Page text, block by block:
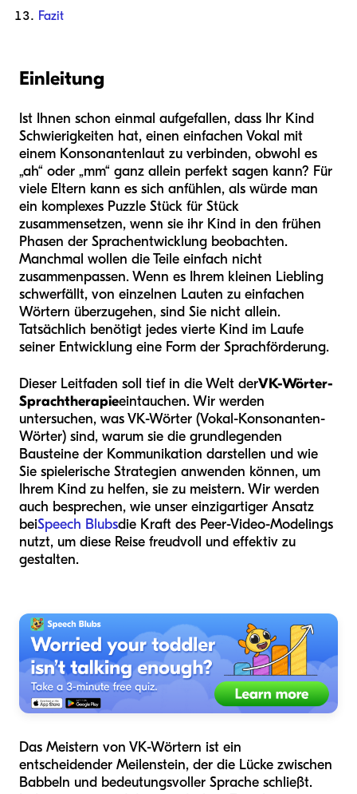
Fazit
Einleitung
Ist Ihnen schon einmal aufgefallen, dass Ihr Kind
Schwierigkeiten hat, einen einfachen Vokal mit
einem Konsonantenlaut zu verbinden, obwohl es
„ah“ oder „mm“ ganz allein perfekt sagen kann? Für
viele Eltern kann es sich anfühlen, als würde man
ein komplexes Puzzle Stück für Stück
zusammensetzen, wenn sie ihr Kind in den frühen
Phasen der Sprachentwicklung beobachten.
Manchmal wollen die Teile einfach nicht
zusammenpassen. Wenn es Ihrem kleinen Liebling
schwerfällt, von einzelnen Lauten zu einfachen
Wörtern überzugehen, sind Sie nicht allein.
Tatsächlich benötigt jedes vierte Kind im Laufe
seiner Entwicklung eine Form der Sprachförderung.
Dieser Leitfaden soll tief in die Welt derVK-Wörter-
Sprachtherapieeintauchen. Wir werden
untersuchen, was VK-Wörter (Vokal-Konsonanten-
Wörter) sind, warum sie die grundlegenden
Bausteine der Kommunikation darstellen und wie
Sie spielerische Strategien anwenden können, um
Ihrem Kind zu helfen, sie zu meistern. Wir werden
auch besprechen, wie unser einzigartiger Ansatz
beiSpeech Blubsdie Kraft des Peer-Video-Modelings
nutzt, um diese Reise freudvoll und effektiv zu
gestalten.
Das Meistern von VK-Wörtern ist ein
entscheidender Meilenstein, der die Lücke zwischen
Babbeln und bedeutungsvoller Sprache schließt.